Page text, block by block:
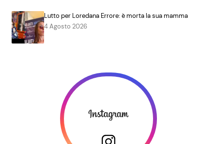
Lutto per Loredana Errore: è morta la sua mamma
4 Agosto 2026